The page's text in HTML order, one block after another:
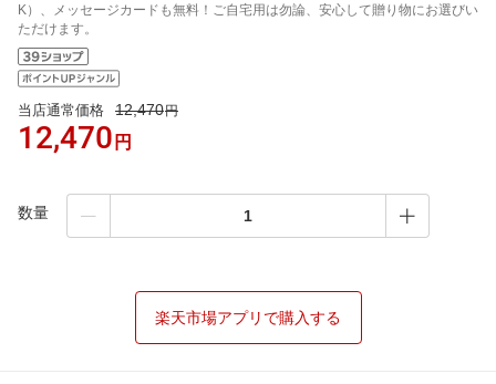
K）、メッセージカードも無料！ご自宅用は勿論、安心して贈り物にお選びい
ただけます。
当店通常価格 12,470円
12,470 円
数量
楽天市場アプリで購入する